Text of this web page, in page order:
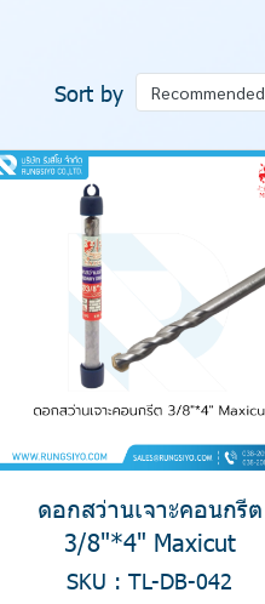
Sort by Recommended
ดอกสว่านเจาะคอนกรีต
3/8"*4" Maxicut
SKU : TL-DB-042